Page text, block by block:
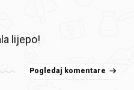
lijepo!
Pogledaj komentare